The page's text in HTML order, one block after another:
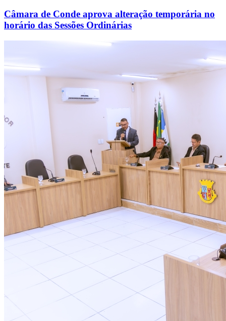
Câmara de Conde aprova alteração temporária no
horário das Sessões Ordinárias